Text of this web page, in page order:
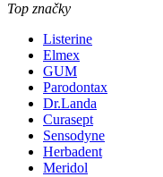
Top značky
Listerine
Elmex
GUM
Parodontax
Dr.Landa
Curasept
Sensodyne
Herbadent
Meridol